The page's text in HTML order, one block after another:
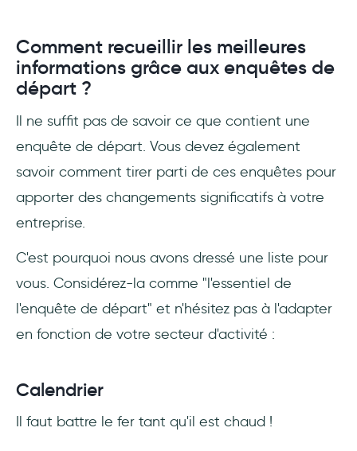
Comment recueillir les meilleures
informations grâce aux enquêtes de
départ ?
Il ne suffit pas de savoir ce que contient une
enquête de départ. Vous devez également
savoir comment tirer parti de ces enquêtes pour
apporter des changements significatifs à votre
entreprise.
C'est pourquoi nous avons dressé une liste pour
vous. Considérez-la comme "l'essentiel de
l'enquête de départ" et n'hésitez pas à l'adapter
en fonction de votre secteur d'activité :
Calendrier
Il faut battre le fer tant qu'il est chaud !